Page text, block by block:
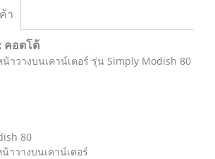
า
คอตโต้
น้าวางบนเคาน์เตอร์ รุ่น Simply Modish 80
80
าวางบนเคาน์เตอร์